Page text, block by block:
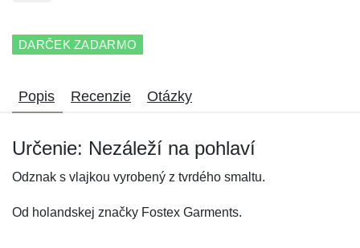
DARČEK ZADARMO
Popis Recenzie Otázky
Určenie: Nezáleží na pohlaví
Odznak s vlajkou vyrobený z tvrdého smaltu.
Od holandskej značky Fostex Garments.